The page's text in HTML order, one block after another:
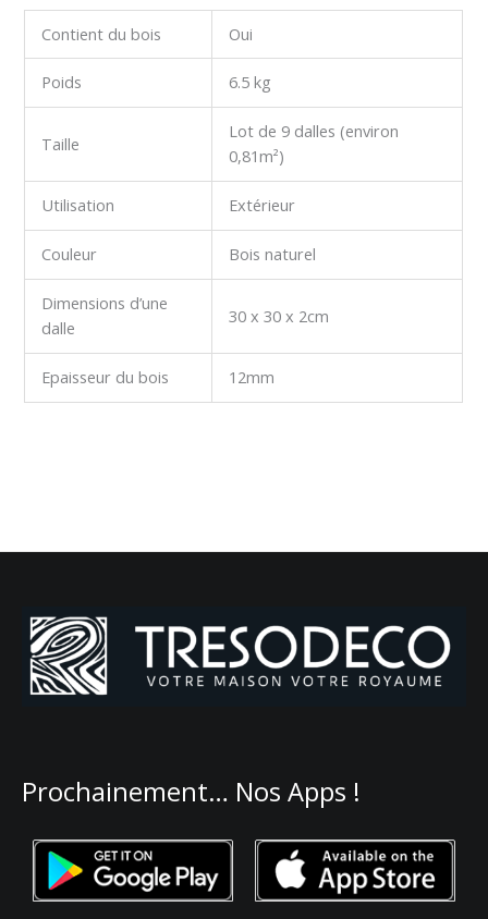
Contient du bois Oui
Poids 6.5 kg
Taille
Lot de 9 dalles (environ
0,81m²)
Utilisation Extérieur
Couleur Bois naturel
Dimensions d’une
dalle
30 x 30 x 2cm
Epaisseur du bois 12mm
Prochainement… Nos Apps !